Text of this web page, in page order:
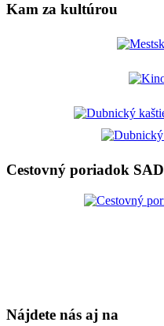
Kam za kultúrou
Cestovný poriadok SAD
Nájdete nás aj na